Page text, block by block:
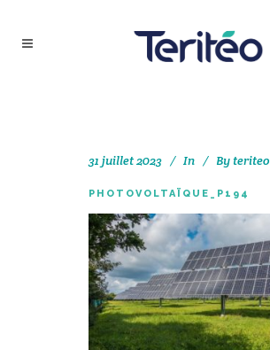
31 juillet 2023 In Byteriteo
PHOTOVOLTAÏQUE_P194